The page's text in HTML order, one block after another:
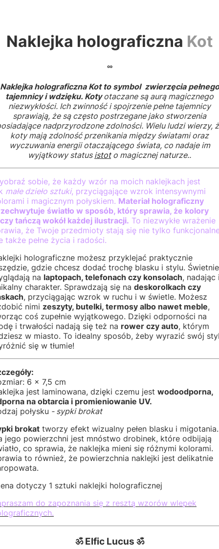
Naklejka holograficzna Kot
∞
Naklejka holograficzna Kot to symbol zwierzęcia pełnego
tajemnicy i wdzięku. Kotyotaczane są aurą magicznego
niezwykłości. Ich zwinność i spojrzenie pełne tajemnicy
sprawiają, że są często postrzegane jako stworzenia
nadprzyrodzone zdolności. Wielu ludzi wierzy,
koty mają zdolność przenikania między światami oraz
wyczuwania energii otaczającego świata, co nadaje im
wyjątkowy status istoto magicznej naturze..
sobie, że każdy wzór na moich naklejkach jest
małe dzieło sztuki, przyciągające wzrok intensywnymi
i magicznym połyskiem. Materiał holograficzny
światło w sposób, który sprawia, że kolory
tańczą wokół każdej ilustracji. To niezwykłe wrażenie
że Twoje przedmioty stają się nie tylko
także pełne życia i radości.
holograficzne możesz przyklejać praktycznie
gdzie chcesz dodać trochę blasku i stylu. Świetnie
na laptopach, telefonach czy konsolach, nadając
charakter. Sprawdzają się na deskorolkach czy
, przyciągając wzrok w ruchu i w świetle. Możesz
nimi zeszyty, butelki, termosy albo nawet meble,
coś zupełnie wyjątkowego. Dzięki odporności na
i trwałości nadają się też na rower czy auto, którym
w miasto. To idealny sposób, żeby wyrazić swój
się w tłumie!
6 x 7,5 cm
jest laminowana, dzięki czemu jest wodoodporna,
na obtarcia i promieniowanie UV.
połysku - sypki brokat
brokat tworzy efekt wizualny pełen blasku i migotania.
jego powierzchni jest mnóstwo drobinek, które odbijają
co sprawia, że naklejka mieni się różnymi kolorami.
to również, że powierzchnia naklejki jest delikatnie
dotyczy 1 sztuki naklejki holograficznej
do zapoznania się z resztą wzorów wlepek
ॐ Elfic Lucus ॐ